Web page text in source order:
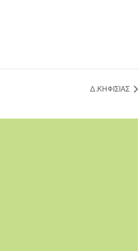
Δ.ΚΗΦΙΣΙΑΣ